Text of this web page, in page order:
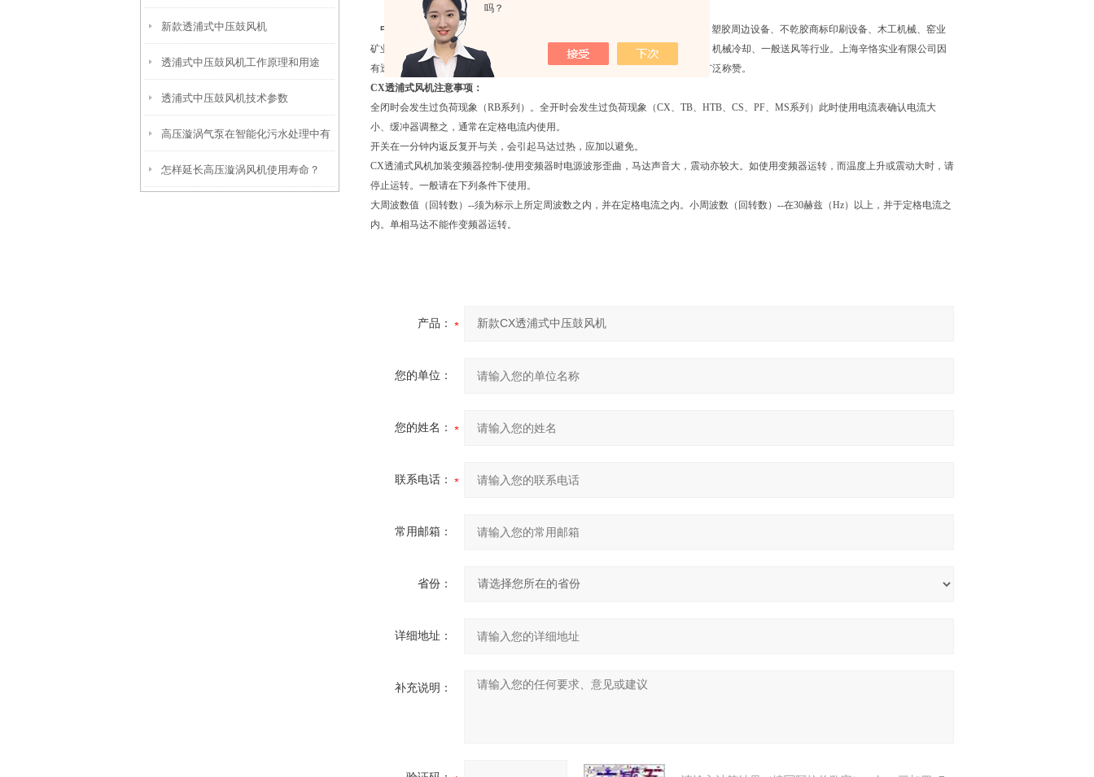
吗？
新款透浦式中压鼓风机
透浦式中压鼓风机工作原理和用途
透浦式中压鼓风机技术参数
高压漩涡气泵在智能化污水处理中有
哪些用途？
怎样延长高压漩涡风机使用寿命？
中压鼓风机广泛应用于印制电路板（PCB）设备、清洗设备、罐装饮料设备、塑胶周边设备、不乾胶商标印刷设备、木工机械、窑业
矿业、燃烧机、集尘机、焚化炉、粉立体输送、干燥机、玻璃工业、制冰工业、机械冷却、一般送风等行业。上海辛恪实业有限公司因
有透浦式鼓风机产品性能稳定、使用安全可靠，服务高效、快捷而受到客户的广泛称赞。
CX透浦式风机注意事项：
全闭时会发生过负荷现象（RB系列）。全开时会发生过负荷现象（CX、TB、HTB、CS、PF、MS系列）此时使用电流表确认电流大
小、缓冲器调整之，通常在定格电流内使用。
开关在一分钟内返反复开与关，会引起马达过热，应加以避免。
CX透浦式风机加装变频器控制-使用变频器时电源波形歪曲，马达声音大，震动亦较大。如使用变频器运转，而温度上升或震动大时，请
停止运转。一般请在下列条件下使用。
大周波数值（回转数）--须为标示上所定周波数之内，并在定格电流之内。小周波数（回转数）--在30赫兹（Hz）以上，并于定格电流之
内。单相马达不能作变频器运转。
产品：
您的单位：
您的姓名：
联系电话：
常用邮箱：
省份：
详细地址：
补充说明：